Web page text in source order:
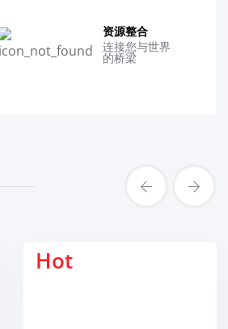
资源整合
连接您与世界
的桥梁
Hot